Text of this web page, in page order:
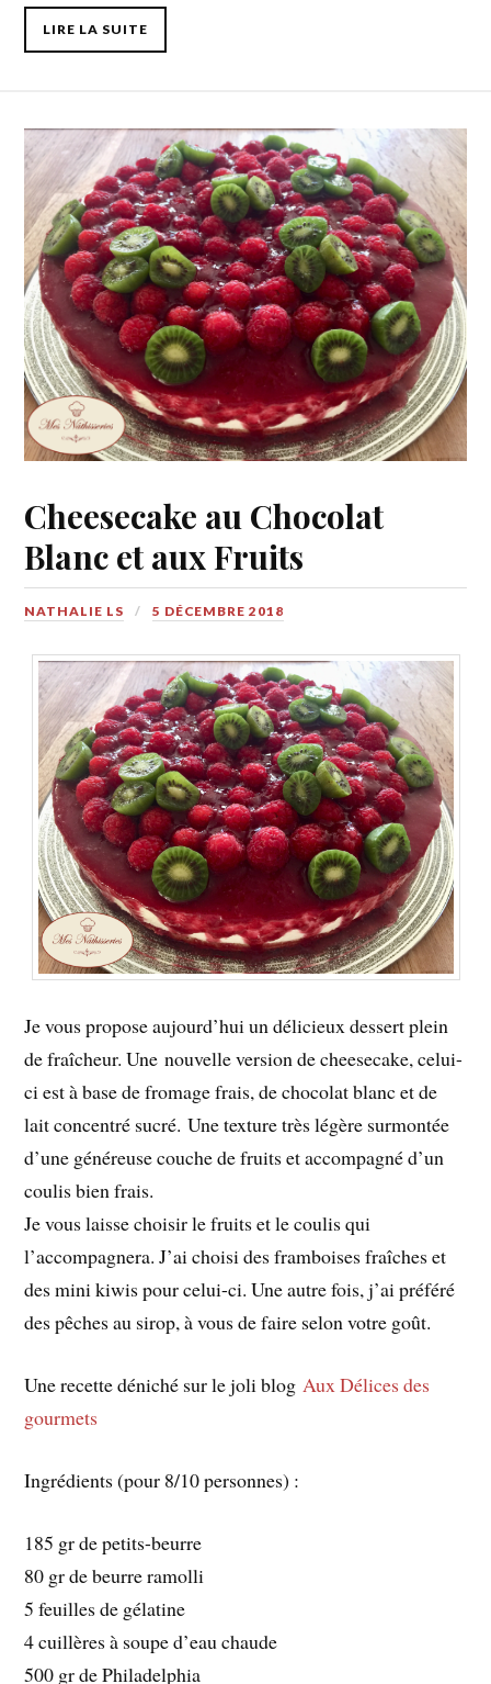
LIRE LA SUITE
Cheesecake au Chocolat
Blanc et aux Fruits
NATHALIE LS 5 DÉCEMBRE 2018
Je vous propose aujourd’hui un délicieux dessert plein
de fraîcheur. Une nouvelle version de cheesecake, celui-
ci est à base de fromage frais, de chocolat blanc et de
lait concentré sucré. Une texture très légère surmontée
d’une généreuse couche de fruits et accompagné d’un
coulis bien frais.
Je vous laisse choisir le fruits et le coulis qui
l’accompagnera. J’ai choisi des framboises fraîches et
des mini kiwis pour celui-ci. Une autre fois, j’ai préféré
des pêches au sirop, à vous de faire selon votre goût.
Une recette déniché sur le joli blogAux Délices des
gourmets
Ingrédients (pour 8/10 personnes) :
185 gr de petits-beurre
80 gr de beurre ramolli
5 feuilles de gélatine
4 cuillères à soupe d’eau chaude
500 gr de Philadelphia